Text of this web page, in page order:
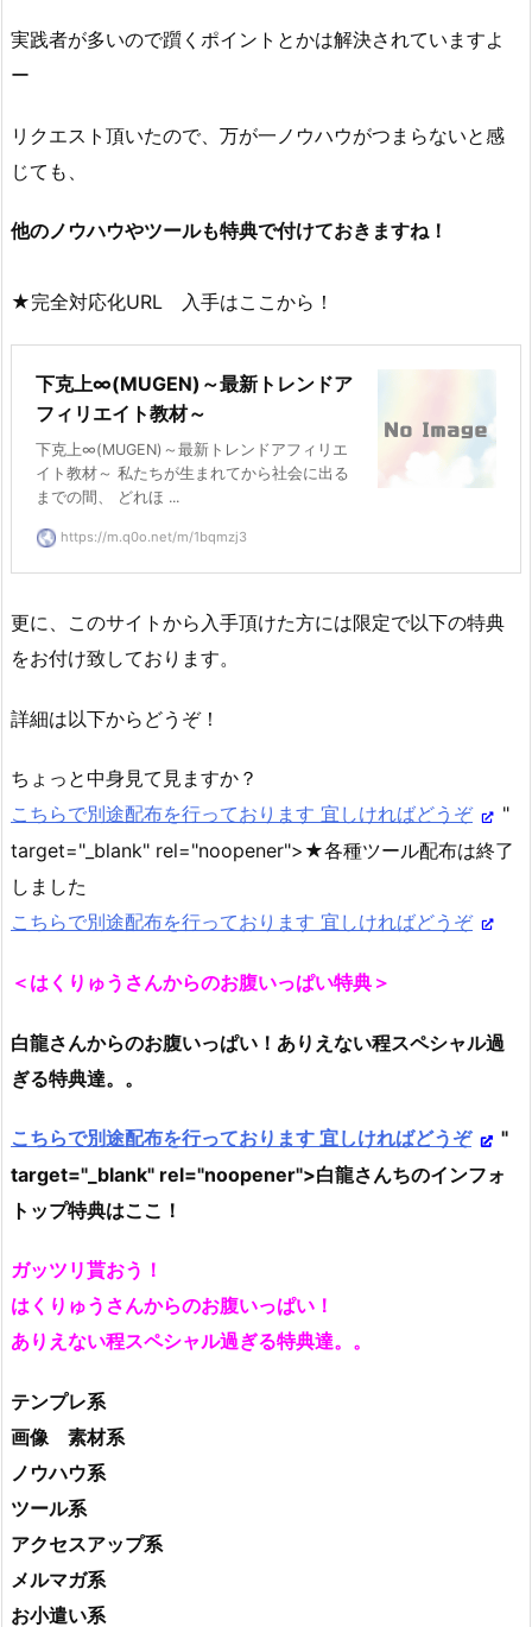
実践者が多いので躓くポイントとかは解決されていますよ
ー
リクエスト頂いたので、万が一ノウハウがつまらないと感
じても、
他のノウハウやツールも特典で付けておきますね！
★完全対応化URL 入手はここから！
下克上∞(MUGEN)～最新トレンドア
フィリエイト教材～
下克上∞(MUGEN)～最新トレンドアフィリエ
イト教材～ 私たちが生まれてから社会に出る
までの間、 どれほ ...
https://m.q0o.net/m/1bqmzj3
更に、このサイトから入手頂けた方には限定で以下の特典
をお付け致しております。
詳細は以下からどうぞ！
ちょっと中身見て見ますか？
こちらで別途配布を行っております 宜しければどうぞ
"
target="_blank" rel="noopener">★各種ツール配布は終了
しました
こちらで別途配布を行っております 宜しければどうぞ
＜はくりゅうさんからのお腹いっぱい特典＞
白龍さんからのお腹いっぱい！ありえない程スペシャル過
ぎる特典達。。
こちらで別途配布を行っております 宜しければどうぞ
"
target="_blank" rel="noopener">白龍さんちのインフォ
トップ特典はここ！
ガッツリ貰おう！
はくりゅうさんからのお腹いっぱい！
ありえない程スペシャル過ぎる特典達。。
テンプレ系
画像 素材系
ノウハウ系
ツール系
アクセスアップ系
メルマガ系
お小遣い系